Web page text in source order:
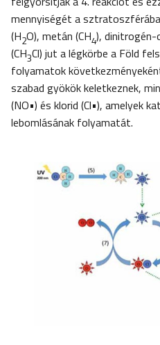
mennyiségét a
(H2O), metán (CH4), dinitrogén-
(CH3Cl) jut a légkörbe a Föld
folyamatok
szabad gyökök keletkeznek,
(NO•) és klorid (Cl•), amelyek
lebomlásának folyamatát.